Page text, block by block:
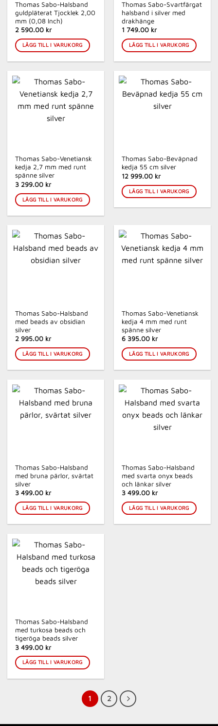
Thomas Sabo-Halsband
guldpläterat Tjocklek 2,00
mm (0,08 Inch)
2 590.00 kr
LÄGG TILL I VARUKORG
Thomas Sabo-Svartfärgat
halsband i silver med
drakhänge
1 749.00 kr
LÄGG TILL I VARUKORG
Thomas Sabo-Venetiansk
kedja 2,7 mm med runt
spänne silver
3 299.00 kr
LÄGG TILL I VARUKORG
Thomas Sabo-Beväpnad
kedja 55 cm silver
12 999.00 kr
LÄGG TILL I VARUKORG
Thomas Sabo-Halsband
med beads av obsidian
silver
2 995.00 kr
LÄGG TILL I VARUKORG
Thomas Sabo-Venetiansk
kedja 4 mm med runt
spänne silver
6 395.00 kr
LÄGG TILL I VARUKORG
Thomas Sabo-Halsband
med bruna pärlor, svärtat
silver
3 499.00 kr
LÄGG TILL I VARUKORG
Thomas Sabo-Halsband
med svarta onyx beads
och länkar silver
3 499.00 kr
LÄGG TILL I VARUKORG
Thomas Sabo-Halsband
med turkosa beads och
tigeröga beads silver
3 499.00 kr
LÄGG TILL I VARUKORG
1 2